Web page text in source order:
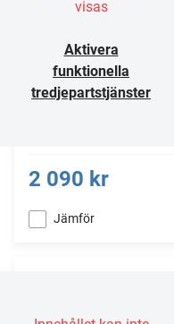
visas
Aktivera
funktionella
tredjepartstjänster
2 090 kr
Jämför